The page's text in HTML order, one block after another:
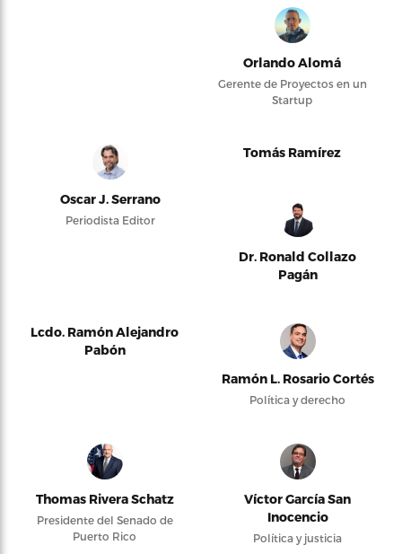
Orlando Alomá
Gerente de Proyectos en un
Startup
Oscar J. Serrano
Periodista Editor
Tomás Ramírez
Dr. Ronald Collazo
Pagán
Lcdo. Ramón Alejandro
Pabón
Ramón L. Rosario Cortés
Política y derecho
Thomas Rivera Schatz
Presidente del Senado de
Puerto Rico
Víctor García San
Inocencio
Política y justicia